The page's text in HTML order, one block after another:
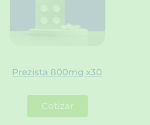
Prezista 800mg x30
Cotizar